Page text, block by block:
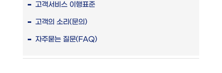
고객서비스 이행표준
고객의 소리(문의)
자주묻는 질문(FAQ)